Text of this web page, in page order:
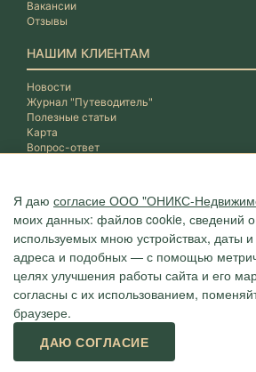
Я даю согласие ООО "ОНИКС-
моих данных: файлов cookie, сведений
используемых мною устройствах, даты
адреса и подобных — с помощью
целях улучшения работы сайта и его
согласны с их использованием,
браузере.
ДАЮ СОГЛАСИЕ
Вакансии
Отзывы
НАШИМ КЛИЕНТАМ
Новости
Журнал "Путеводитель"
Полезные статьи
Карта
Вопрос-ответ
г. Сочи, ул.Навагинская, 3/4 (4 этаж), тел.